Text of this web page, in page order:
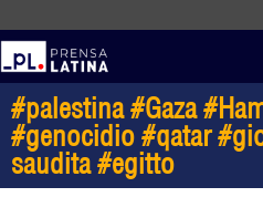
#palestina #Gaza
#genocidio #qatar
saudita #egitto